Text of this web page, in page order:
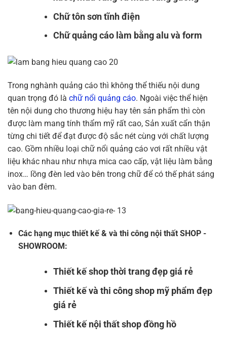
Chữ tôn sơn tĩnh điện
Chữ quảng cáo làm bằng alu và form
Trong nghành quảng cáo thì không thể thiếu nội dung
quan trọng đó là chữ nổi quảng cáo. Ngoài việc thể hiện
tên nội dung cho thương hiệu hay tên sản phẩm thì còn
được làm mang tính thẩm mỹ rất cao, Sản xuất cẩn thận
từng chi tiết để đạt được độ sắc nét cùng với chất lượng
cao. Gồm nhiều loại chữ nổi quảng cáo vơi rất nhiều vật
liệu khác nhau như nhựa mica cao cấp, vật liệu làm bằng
inox… lồng đèn led vào bên trong chữ để có thế phát sáng
vào ban đêm.
Các hạng mục thiết kế & và thi công nội thất SHOP -
SHOWROOM:
Thiết kế shop thời trang đẹp giá rẻ
Thiết kế và thi công shop mỹ phẩm đẹp
giá rẻ
Thiết kế nội thất shop đồng hồ